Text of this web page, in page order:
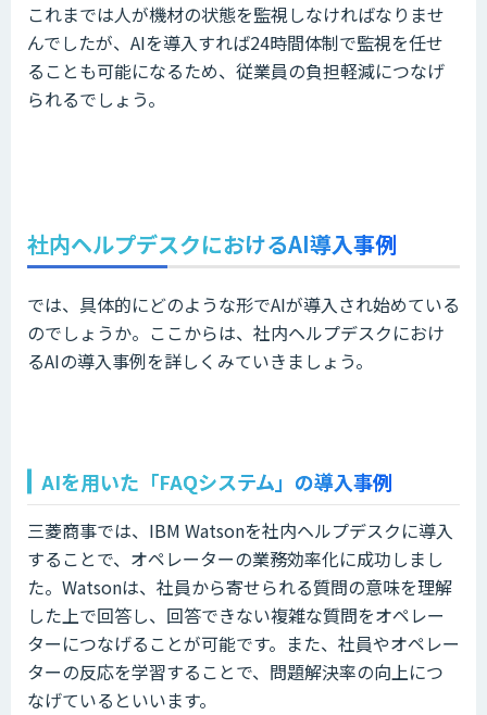
これまでは人が機材の状態を監視しなければなりませ
んでしたが、AIを導入すれば24時間体制で監視を任せ
ることも可能になるため、従業員の負担軽減につなげ
られるでしょう。
社内ヘルプデスクにおけるAI導入事例
では、具体的にどのような形でAIが導入され始めている
のでしょうか。ここからは、社内ヘルプデスクにおけ
るAIの導入事例を詳しくみていきましょう。
AIを用いた「FAQシステム」の導入事例
三菱商事では、IBM Watsonを社内ヘルプデスクに導入
することで、オペレーターの業務効率化に成功しまし
た。Watsonは、社員から寄せられる質問の意味を理解
した上で回答し、回答できない複雑な質問をオペレー
ターにつなげることが可能です。また、社員やオペレー
ターの反応を学習することで、問題解決率の向上につ
なげているといいます。